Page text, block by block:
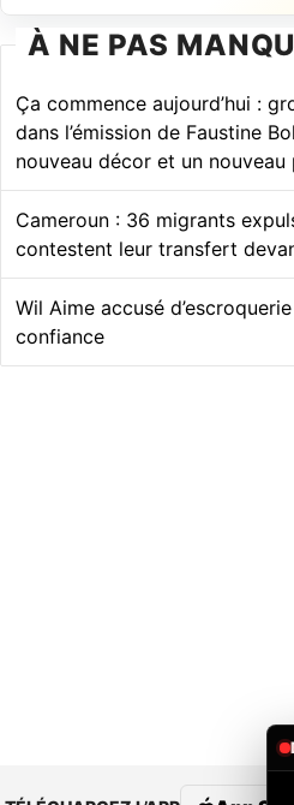
À NE PAS
Ça commence aujourd’hui :
dans l’émission de Faustine
nouveau décor et un nouveau
Cameroun : 36 migrants
contestent leur transfert
Wil Aime accusé
confiance